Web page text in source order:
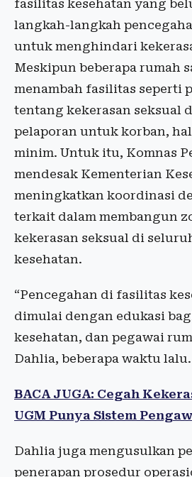
fasilitas kesehatan yang
langkah-langkah
untuk menghindari
Meskipun beberapa rumah
menambah fasilitas seperti
tentang kekerasan seksual
pelaporan untuk korban,
minim. Untuk itu, Komnas
mendesak Kementerian
meningkatkan koordinasi
terkait dalam membangun
kekerasan seksual di
kesehatan.
“Pencegahan di fasilitas
dimulai dengan edukasi
kesehatan, dan pegawai
Dahlia, beberapa waktu lalu.
BACA JUGA: Cegah
UGM Punya Sistem
Dahlia juga mengusulkan
penerapan prosedur